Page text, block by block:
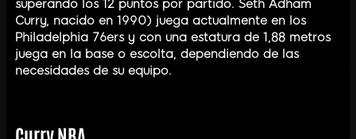
superando los 12 puntos por partido. Seth Adham
Curry, nacido en 1990) juega actualmente en los
Philadelphia 76ers y con una estatura de 1,88 metros
juega en la base o escolta, dependiendo de las
necesidades de su equipo.